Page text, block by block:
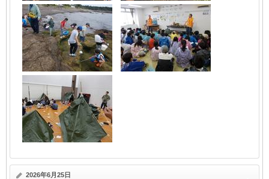
2026年6月25日